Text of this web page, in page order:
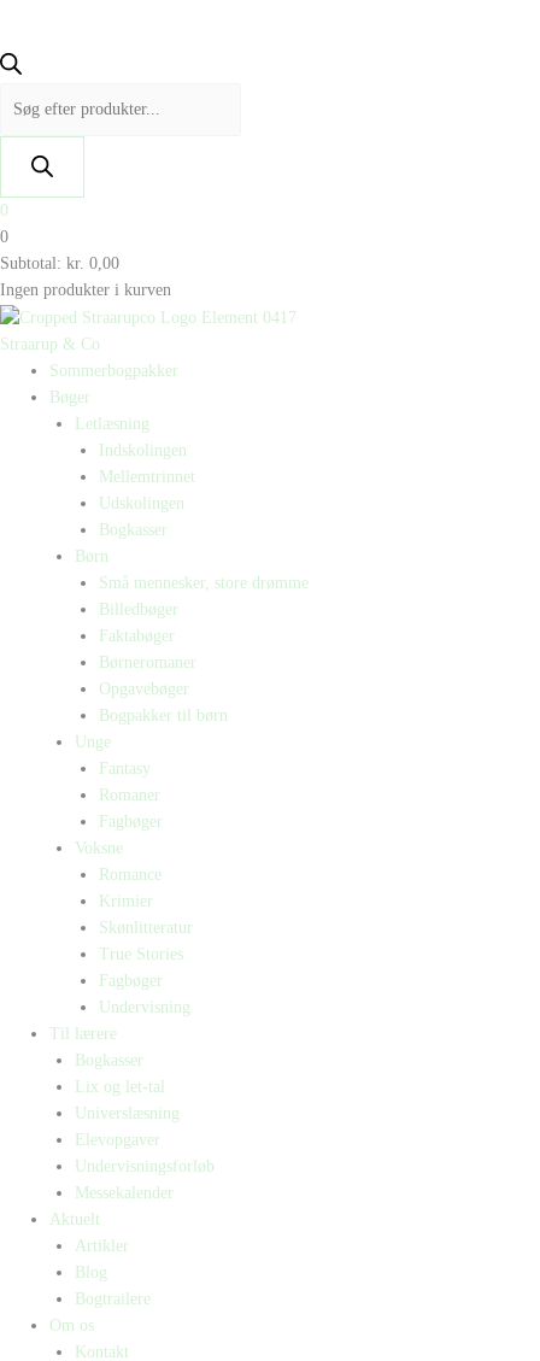
0
0
Subtotal: kr. 0,00
Ingen produkter i kurven
Straarup & Co
Sommerbogpakker
Bøger
Letlæsning
Indskolingen
Mellemtrinnet
Udskolingen
Bogkasser
Børn
Små mennesker, store drømme
Billedbøger
Faktabøger
Børneromaner
Opgavebøger
Bogpakker til børn
Unge
Fantasy
Romaner
Fagbøger
Voksne
Romance
Krimier
Skønlitteratur
True Stories
Fagbøger
Undervisning
Til lærere
Bogkasser
Lix og let-tal
Universlæsning
Elevopgaver
Undervisningsforløb
Messekalender
Aktuelt
Artikler
Blog
Bogtrailere
Om os
Kontakt